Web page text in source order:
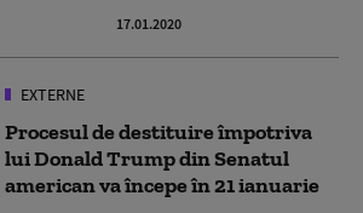
17.01.2020
EXTERNE
Procesul de destituire împotriva
lui Donald Trump din Senatul
american va începe în 21 ianuarie